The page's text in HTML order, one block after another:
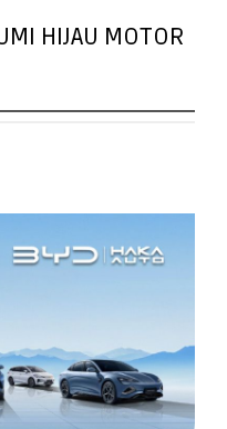
HIJAU MOTOR